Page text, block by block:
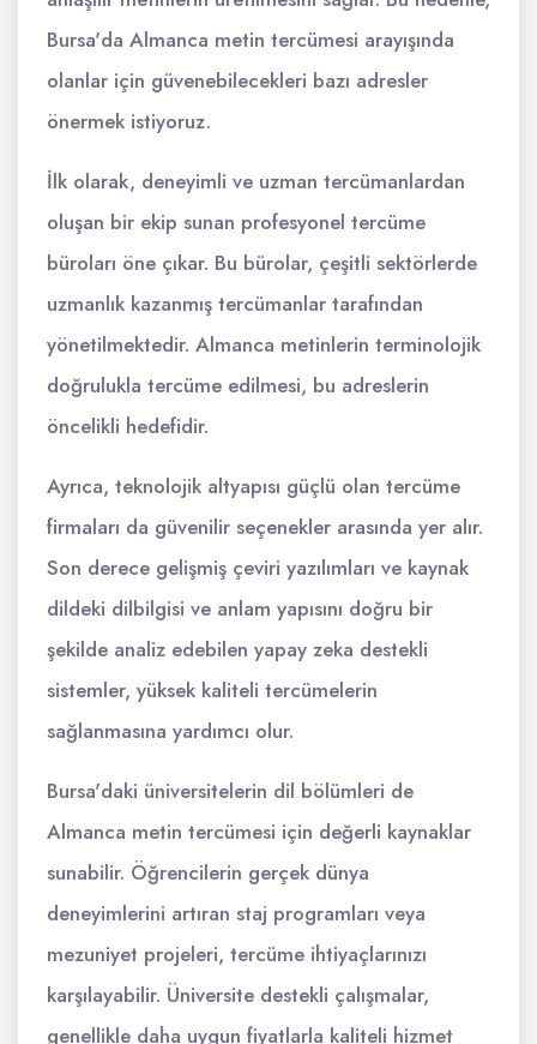
Bursa'da Almanca metin tercümesi arayışında
olanlar için güvenebilecekleri bazı adresler
önermek istiyoruz.
İlk olarak, deneyimli ve uzman tercümanlardan
oluşan bir ekip sunan profesyonel tercüme
büroları öne çıkar. Bu bürolar, çeşitli sektörlerde
uzmanlık kazanmış tercümanlar tarafından
yönetilmektedir. Almanca metinlerin terminolojik
doğrulukla tercüme edilmesi, bu adreslerin
öncelikli hedefidir.
Ayrıca, teknolojik altyapısı güçlü olan tercüme
firmaları da güvenilir seçenekler arasında yer alır.
Son derece gelişmiş çeviri yazılımları ve kaynak
dildeki dilbilgisi ve anlam yapısını doğru bir
şekilde analiz edebilen yapay zeka destekli
sistemler, yüksek kaliteli tercümelerin
sağlanmasına yardımcı olur.
Bursa'daki üniversitelerin dil bölümleri de
Almanca metin tercümesi için değerli kaynaklar
sunabilir. Öğrencilerin gerçek dünya
deneyimlerini artıran staj programları veya
mezuniyet projeleri, tercüme ihtiyaçlarınızı
karşılayabilir. Üniversite destekli çalışmalar,
genellikle daha uygun fiyatlarla kaliteli hizmet